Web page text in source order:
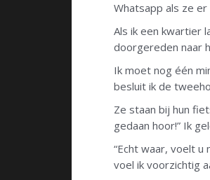
Whatsapp als ze
Als ik een kwartier
doorgereden naar
Ik moet nog één
besluit ik de
Ze staan bij hun
gedaan hoor!” Ik
“Echt waar, voelt u
voel ik voorzichtig